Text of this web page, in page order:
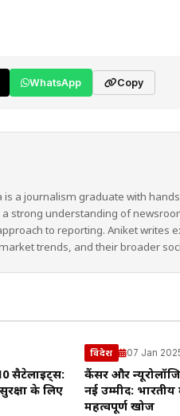
WhatsApp Copy
is a journalism graduate with
a strong understanding of
to reporting. Aniket writes
trends, and their broader
सैटेलाइट्स:
के लिए
विदेश 07 Jan
कैंसर और
नई उम्मीद:
महत्वपूर्ण खोज